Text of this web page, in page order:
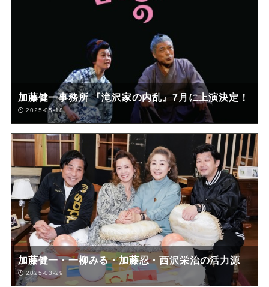
加藤健一事務所 『滝沢家の内乱』7月に上演決定！
2025-05-18
加藤健一・一柳みる・加藤忍・西沢栄治の活力源
2025-03-29